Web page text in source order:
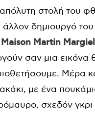
στολή του
δημιουργό
Maison Μartin
σαν μια
Μέρα
με ένα
σχεδόν